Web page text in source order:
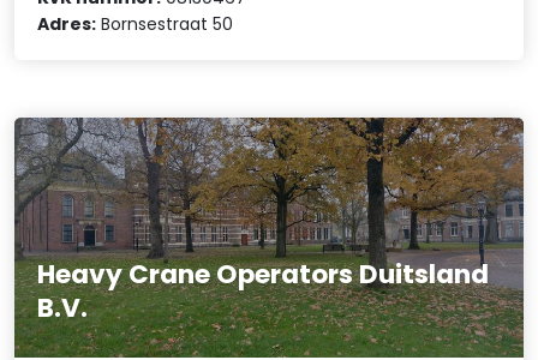
Adres: Bornsestraat 50
Heavy Crane Operators Duitsland
B.V.